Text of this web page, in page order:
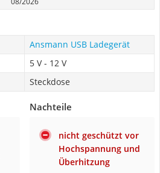
Ansmann USB Ladegerät
5 V - 12 V
Steckdose
Nachteile
nicht geschützt vor
Hochspannung und
Überhitzung